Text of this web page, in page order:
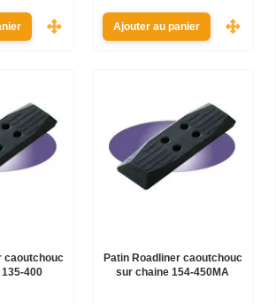
Ajouter au panier
caoutchouc
400
Patin Roadliner caoutchouc
sur chaine 154-450MA